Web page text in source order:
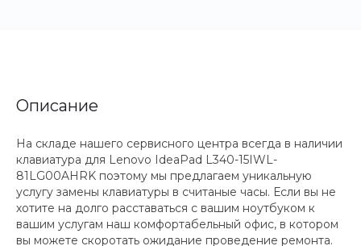
Описание
На складе нашего сервисного центра всегда в наличии
клавиатура для Lenovo IdeaPad L340-15IWL-
81LG00AHRK поэтому мы предлагаем уникальную
услугу замены клавиатуры в считаные часы. Если вы не
хотите на долго расставаться с вашим ноутбуком к
вашим услугам наш комфортабельный офис, в котором
вы можете скоротать ожидание проведение ремонта.